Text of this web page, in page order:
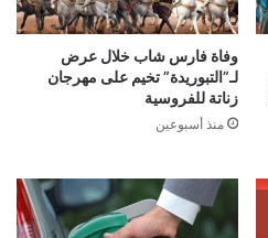
وفاة فارس شاب خلال عرض
لـ”التبوريدة” تخيم على مهرجان
زناتة للفروسية
منذ أسبوعين